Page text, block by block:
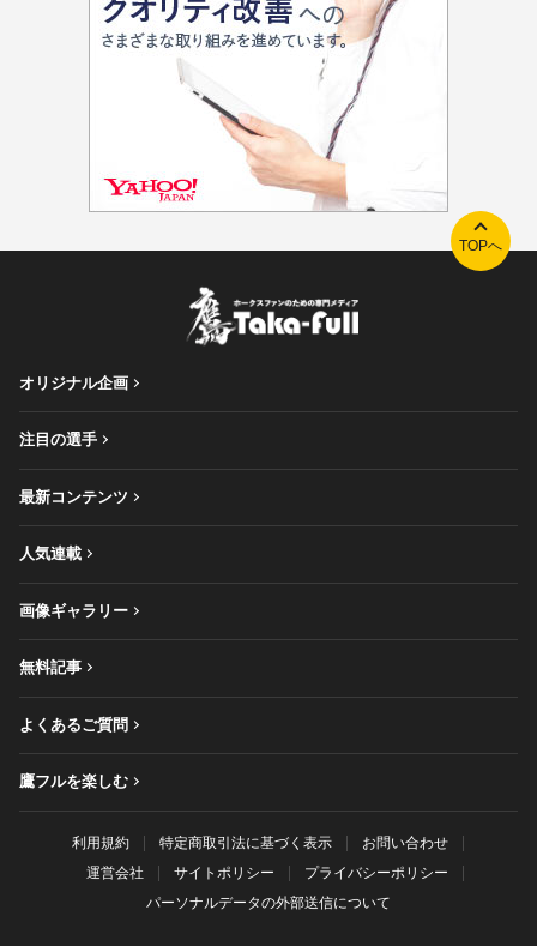
TOPへ
オリジナル企画
注目の選手
最新コンテンツ
人気連載
画像ギャラリー
無料記事
よくあるご質問
鷹フルを楽しむ
利用規約 特定商取引法に基づく表示
お問い合わせ
運営会社
サイトポリシー
プライバシーポリシー
パーソナルデータの外部送信について